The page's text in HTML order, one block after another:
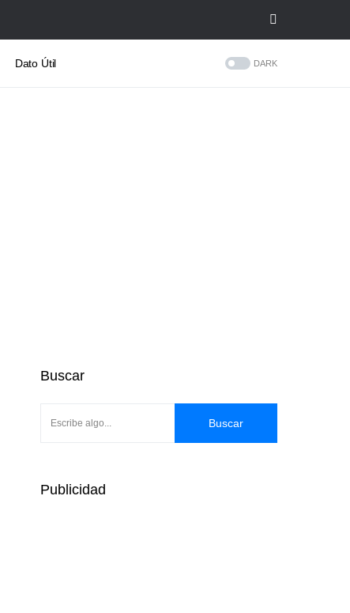
Dato Útil DARK
Buscar
Buscar
Publicidad